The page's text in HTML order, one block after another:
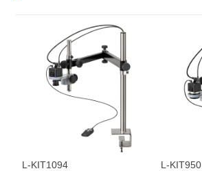
L-KIT1094
L-KIT950